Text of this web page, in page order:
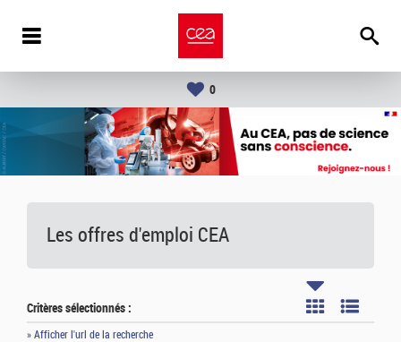
0
Les offres d'emploi CEA
Critères sélectionnés :
» Afficher l'url de la recherche